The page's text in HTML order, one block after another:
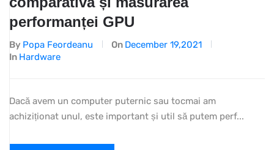
performanței GPU
By Popa Feordeanu On December 19,2021
In Hardware
Dacă avem un computer puternic sau tocmai am
achiziționat unul, este important și util să putem perf...